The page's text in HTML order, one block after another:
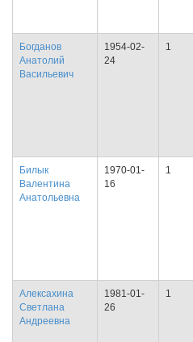
Богданов
Анатолий
Васильевич
1954-02-
24
1
Билык
Валентина
Анатольевна
1970-01-
16
1
Алексахина
Светлана
Андреевна
1981-01-
26
1